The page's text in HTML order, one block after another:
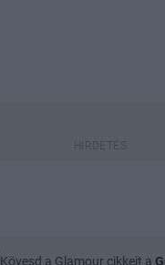
Kövesd a Glamour cikkeit a